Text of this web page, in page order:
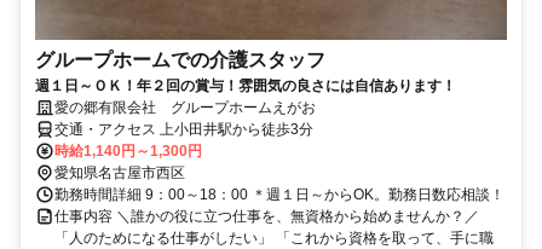
グループホームでの介護スタッフ
週１日～ＯＫ！年２回の賞与！雰囲気の良さには自信あります！
愛の郷有限会社 グループホームえがお
交通・アクセス 上小田井駅から徒歩3分
時給1,140円～1,300円
愛知県名古屋市西区
勤務時間詳細 9：00～18：00 ＊週１日～からOK。勤務日数応相談！
仕事内容 ＼誰かの役に立つ仕事を、無資格から始めませんか？／
「人のためになる仕事がしたい」 「これから資格を取って、手に職